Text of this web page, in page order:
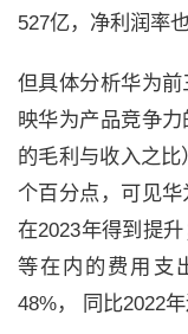
527亿，净利润率
但具体分析华为
映华为产品竞争
的毛利与收入之比
个百分点，可见
在2023年得到提
等在内的费用支
48%， 同比2022